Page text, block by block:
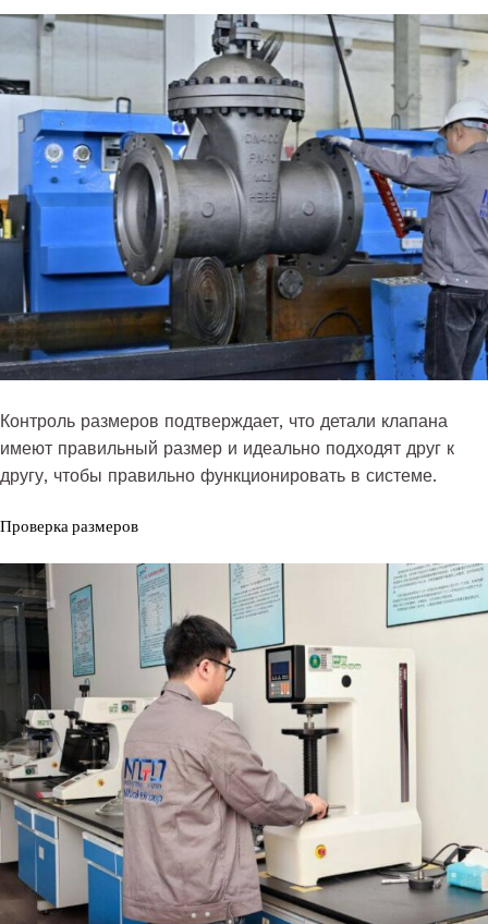
Контроль размеров подтверждает, что детали клапана
имеют правильный размер и идеально подходят друг к
другу, чтобы правильно функционировать в системе.
Проверка размеров